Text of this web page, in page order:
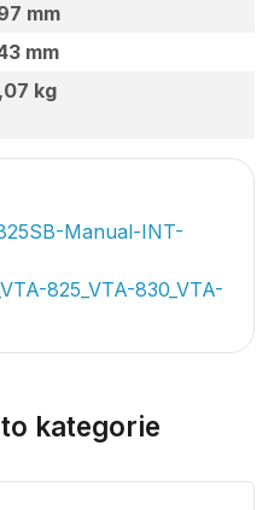
mm
mm
kg
Manual-INT-
825_VTA-830_VTA-
kategorie